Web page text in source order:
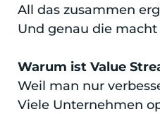
All das zusammen
Und genau die
Warum ist Value
Weil man nur
Viele Unternehmen